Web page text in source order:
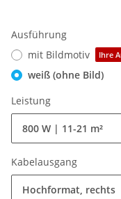
Ausführung
mit Bildmotiv
Ihre
weiß (ohne Bild)
Leistung
800 W | 11-21 m²
Kabelausgang
Hochformat, rechts